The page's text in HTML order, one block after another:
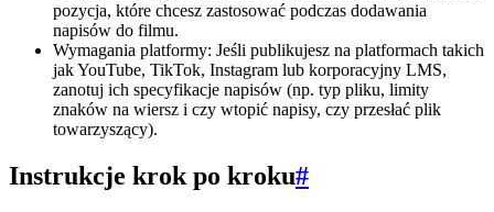
pozycja, które chcesz zastosować podczas dodawania
napisów do filmu.
Wymagania platformy: Jeśli publikujesz na platformach takich
jak YouTube, TikTok, Instagram lub korporacyjny LMS,
zanotuj ich specyfikacje napisów (np. typ pliku, limity
znaków na wiersz i czy wtopić napisy, czy przesłać plik
towarzyszący).
Instrukcje krok po kroku#